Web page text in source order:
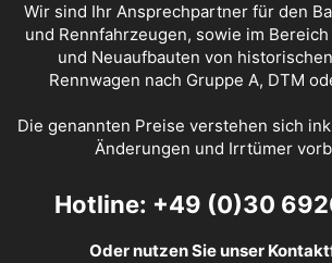
Wir sind Ihr Ansprechpartner für den
und Rennfahrzeugen, sowie im
und Neuaufbauten von
Rennwagen nach Gruppe A, DTM
Die genannten Preise verstehen sich
Änderungen und Irrtümer
Hotline: +49 (0)30
Oder nutzen Sie unser